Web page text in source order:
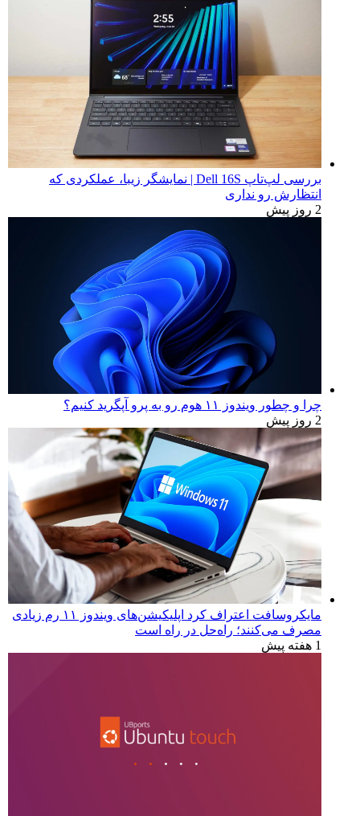
بررسی لپ‌تاپ Dell 16S | نمایشگر زیبا، عملکردی که
انتظارش رو نداری
2 روز پیش
چرا و چطور ویندوز ۱۱ هوم رو به پرو آپگرید کنیم؟
2 روز پیش
مایکروسافت اعتراف کرد اپلیکیشن‌های ویندوز ۱۱ رم زیادی
مصرف می‌کنند؛ راه‌حل در راه است